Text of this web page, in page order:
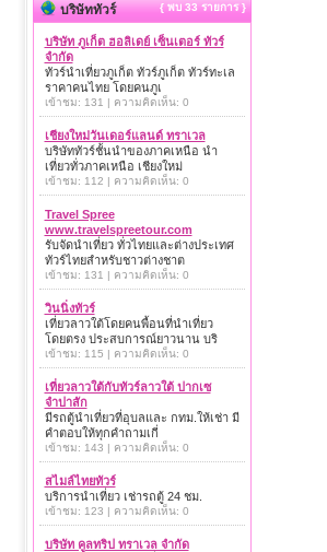
บริษัททัวร์ { พบ 33 รายการ }
บริษัท ภูเก็ต ฮอลิเดย์ เซ็นเตอร์ ทัวร์
จำกัด
ทัวร์นำเที่ยวภูเก็ต ทัวร์ภูเก็ต ทัวร์ทะเล
ราคาคนไทย โดยคนภูเ
เข้าชม: 131 | ความคิดเห็น: 0
เชียงใหม่วันเดอร์แลนด์ ทราเวล
บริษัททัวร์ชั้นนำของภาคเหนือ นำ
เที่ยวทั่วภาคเหนือ เชียงใหม่
เข้าชม: 112 | ความคิดเห็น: 0
Travel Spree
www.travelspreetour.com
รับจัดนำเที่ยว ทั่วไทยและต่างประเทศ
ทัวร์ไทยสำหรับชาวต่างชาต
เข้าชม: 131 | ความคิดเห็น: 0
วินนิ่งทัวร์
เที่ยวลาวใต้โดยคนพื้อนที่นำเที่ยว
โดยตรง ประสบการณ์ยาวนาน บริ
เข้าชม: 115 | ความคิดเห็น: 0
เที่ยวลาวใต้กับทัวร์ลาวใต้ ปากเซ
จำปาสัก
มีรถตู้นำเที่ยวที่อุบลและ กทม.ให้เช่า มี
คำตอบให้ทุกคำถามเกี่
เข้าชม: 143 | ความคิดเห็น: 0
สไมล์ไทยทัวร์
บริการนำเที่ยว เช่ารถตู้ 24 ชม.
เข้าชม: 123 | ความคิดเห็น: 0
บริษัท คูลทริป ทราเวล จำกัด